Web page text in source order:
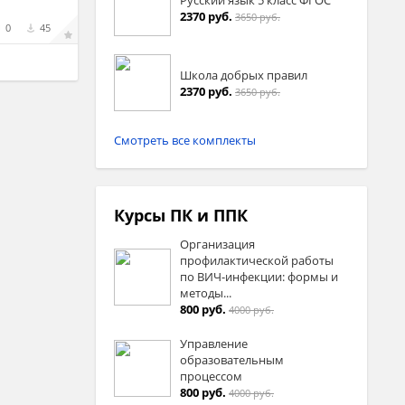
0 45
2370 руб. 3650 руб.
Школа добрых правил
2370 руб. 3650 руб.
Смотреть все комплекты
Курсы ПК и ППК
Организация
профилактической работы
по ВИЧ-инфекции: формы и
методы...
800 руб. 4000 руб.
Управление
образовательным
процессом
800 руб. 4000 руб.